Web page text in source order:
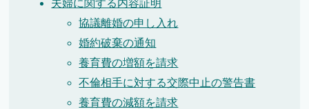
夫婦に関する内容証明
協議離婚の申し入れ
婚約破棄の通知
養育費の増額を請求
不倫相手に対する交際中止の警告書
養育費の減額を請求